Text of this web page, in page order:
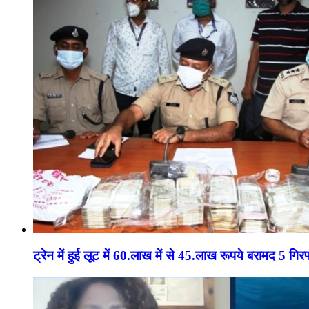
ट्रेन में हुई लूट में 60.लाख में से 45.लाख रूपये बरामद 5